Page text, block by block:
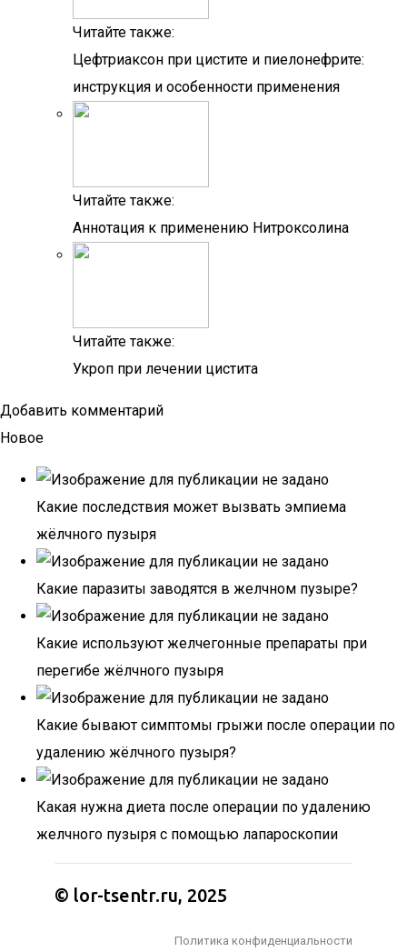
Читайте также:
Цефтриаксон при цистите и пиелонефрите:
инструкция и особенности применения
Читайте также:
Аннотация к применению Нитроксолина
Читайте также:
Укроп при лечении цистита
Добавить комментарий
Новое
Какие последствия может вызвать эмпиема
жёлчного пузыря
Какие паразиты заводятся в желчном пузыре?
Какие используют желчегонные препараты при
перегибе жёлчного пузыря
Какие бывают симптомы грыжи после операции по
удалению жёлчного пузыря?
Какая нужна диета после операции по удалению
желчного пузыря с помощью лапароскопии
© lor-tsentr.ru, 2025
Политика конфиденциальности